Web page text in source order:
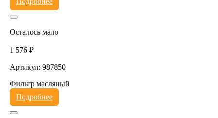
Осталось мало
1 576 ₽
Артикул: 987850
Фильтр масляный
Подробнее